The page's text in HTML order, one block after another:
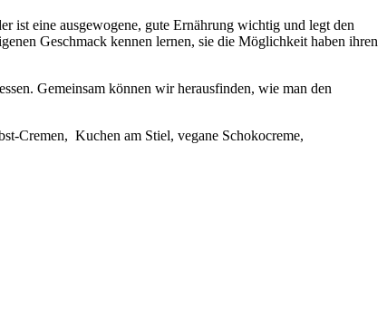
ist eine ausgewogene, gute Ernährung wichtig und legt den
Geschmack kennen lernen, sie die Möglichkeit haben ihren
Gemeinsam können wir herausfinden, wie man den
Cremen, Kuchen am Stiel, vegane Schokocreme,